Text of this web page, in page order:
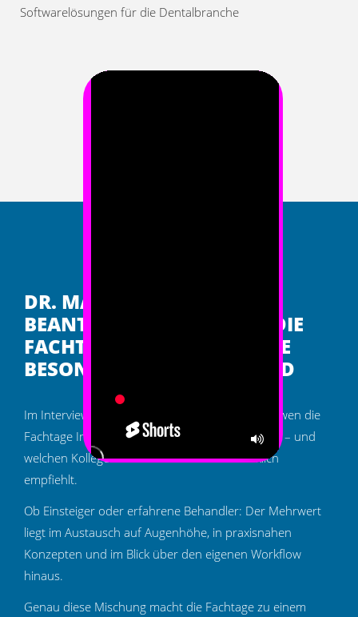
Softwarelösungen für die Dentalbranche
Ton
einschalten
DR. MARCUS SEILER
BEANTWORTET, FÜR WEN DIE
FACHTAGE IMPLANTOLOGIE
BESONDERS RELEVANT SIND
Im Interview beantwortet Dr. Marcus Seiler, für wen die
Fachtage Implantologie besonders relevant sind – und
welchen Kollegen er die Teilnahme ausdrücklich
empfiehlt.
Ob Einsteiger oder erfahrene Behandler: Der Mehrwert
liegt im Austausch auf Augenhöhe, in praxisnahen
Konzepten und im Blick über den eigenen Workflow
hinaus.
Genau diese Mischung macht die Fachtage zu einem